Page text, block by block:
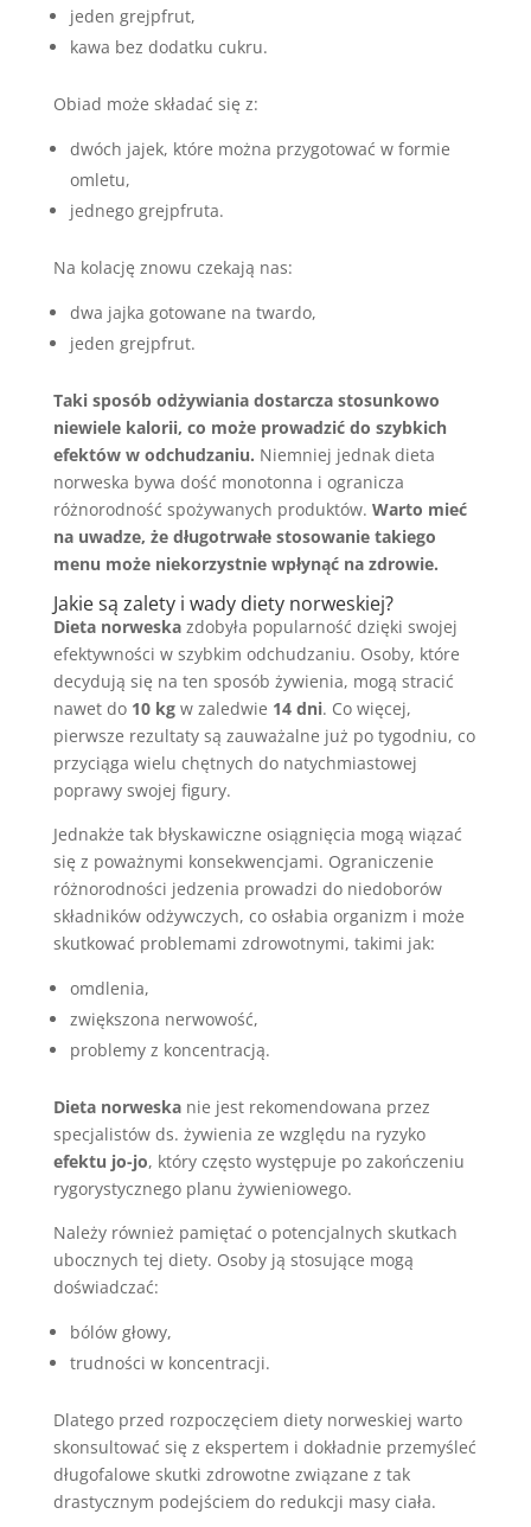
jeden grejpfrut,
kawa bez dodatku cukru.
Obiad może składać się z:
dwóch jajek, które można przygotować w formie
omletu,
jednego grejpfruta.
Na kolację znowu czekają nas:
dwa jajka gotowane na twardo,
jeden grejpfrut.
Taki sposób odżywiania dostarcza stosunkowo
niewiele kalorii, co może prowadzić do szybkich
efektów w odchudzaniu. Niemniej jednak dieta
norweska bywa dość monotonna i ogranicza
różnorodność spożywanych produktów. Warto mieć
na uwadze, że długotrwałe stosowanie takiego
menu może niekorzystnie wpłynąć na zdrowie.
Jakie są zalety i wady diety norweskiej?
Dieta norweskazdobyła popularność dzięki swojej
efektywności w szybkim odchudzaniu. Osoby, które
decydują się na ten sposób żywienia, mogą stracić
nawet do 10 kgw zaledwie 14 dni. Co więcej,
pierwsze rezultaty są zauważalne już po tygodniu, co
przyciąga wielu chętnych do natychmiastowej
poprawy swojej figury.
Jednakże tak błyskawiczne osiągnięcia mogą wiązać
się z poważnymi konsekwencjami. Ograniczenie
różnorodności jedzenia prowadzi do niedoborów
składników odżywczych, co osłabia organizm i może
skutkować problemami zdrowotnymi, takimi jak:
omdlenia,
zwiększona nerwowość,
problemy z koncentracją.
Dieta norweskanie jest rekomendowana przez
specjalistów ds. żywienia ze względu na ryzyko
efektu jo-jo, który często występuje po zakończeniu
rygorystycznego planu żywieniowego.
Należy również pamiętać o potencjalnych skutkach
ubocznych tej diety. Osoby ją stosujące mogą
doświadczać:
bólów głowy,
trudności w koncentracji.
Dlatego przed rozpoczęciem diety norweskiej warto
skonsultować się z ekspertem i dokładnie przemyśleć
długofalowe skutki zdrowotne związane z tak
drastycznym podejściem do redukcji masy ciała.